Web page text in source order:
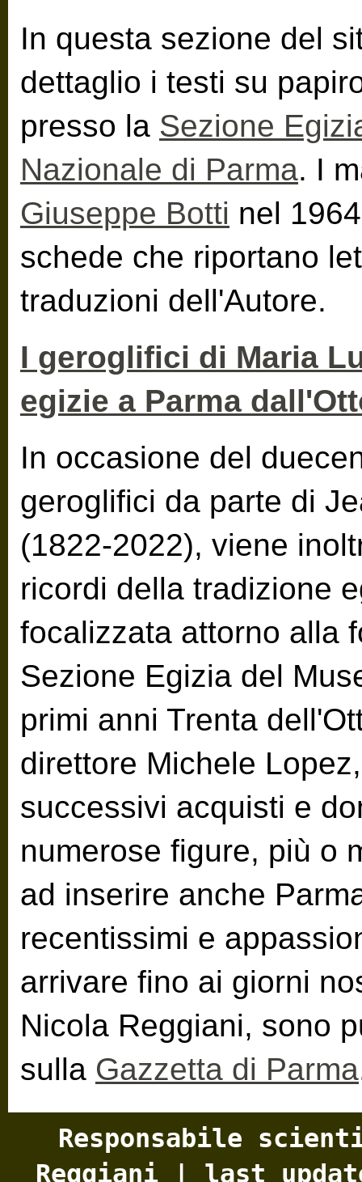
In questa sezione del
dettaglio i testi su
presso la Sezione
Nazionale di Parma. I
Giuseppe Botti nel
schede che riportano
traduzioni dell'Autore.
I geroglifici di Maria
egizie a Parma
In occasione del
geroglifici da parte di
(1822-2022), viene
ricordi della tradizione
focalizzata attorno alla
Sezione Egizia del
primi anni Trenta
direttore Michele
successivi acquisti e
numerose figure, più o
ad inserire anche
recentissimi e
arrivare fino ai giorni
Nicola Reggiani, sono
sulla Gazzetta di Parma
Responsabile
Reggiani | last